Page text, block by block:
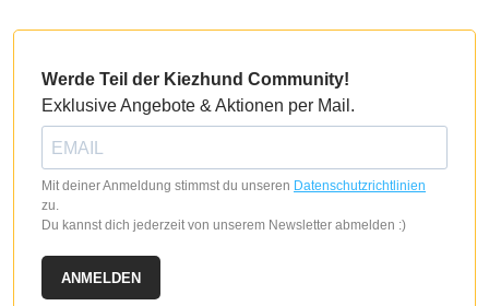
Werde Teil der Kiezhund Community!
Exklusive Angebote & Aktionen per Mail.
Mit deiner Anmeldung stimmst du unseren Datenschutzrichtlinien
zu.
Du kannst dich jederzeit von unserem Newsletter abmelden :)
ANMELDEN